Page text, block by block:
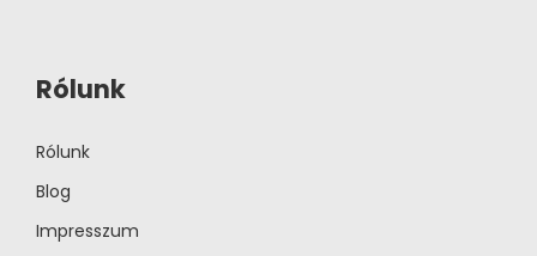
Rólunk
Rólunk
Blog
Impresszum